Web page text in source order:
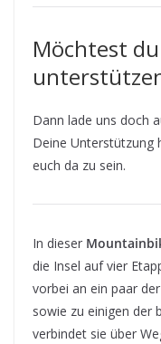
Möchtest
Dann lade uns doch
Deine Unterstützung
euch da zu sein.
In dieser
die Insel auf vier
vorbei an ein paar
sowie zu einigen der
verbindet sie über